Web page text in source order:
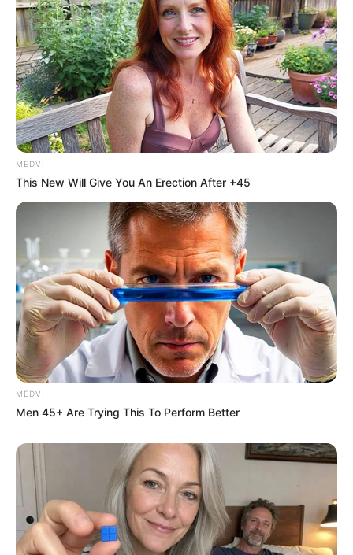
Who Will Take On The Iconic Role Next? Bond
Casting Rumors
BRAINBERRIES
The 90s Was A Fantastic Decade For Fans Of
Action Movies
BRAINBERRIES
MEDVI
This New Will Give You An Erection After +45
MEDVI
Men 45+ Are Trying This To Perform Better